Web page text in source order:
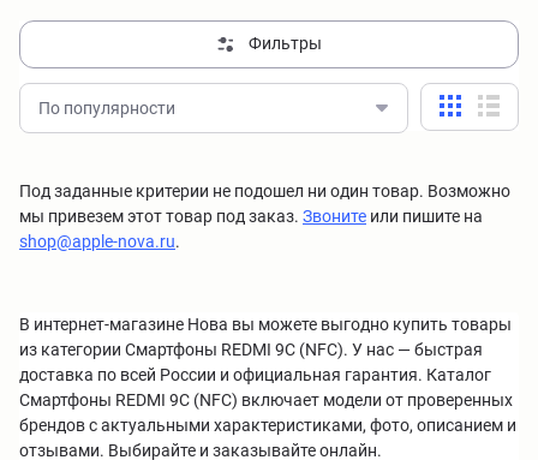
Фильтры
По популярности
Под заданные критерии не подошел ни один товар. Возможно
мы привезем этот товар под заказ. Звоните или пишите на
shop@apple-nova.ru.
В интернет-магазине Нова вы можете выгодно купить товары
из категории Смартфоны REDMI 9C (NFC). У нас — быстрая
доставка по всей России и официальная гарантия. Каталог
Смартфоны REDMI 9C (NFC) включает модели от проверенных
брендов с актуальными характеристиками, фото, описанием и
отзывами. Выбирайте и заказывайте онлайн.